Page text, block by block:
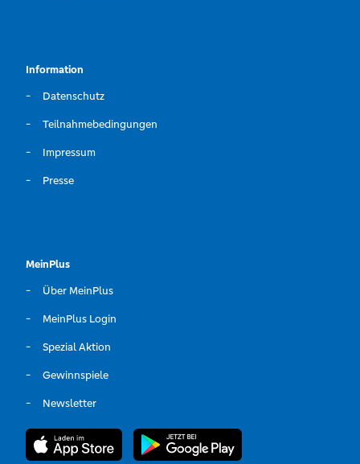
Information
Datenschutz
Teilnahmebedingungen
Impressum
Presse
MeinPlus
Über MeinPlus
MeinPlus Login
Spezial Aktion
Gewinnspiele
Newsletter